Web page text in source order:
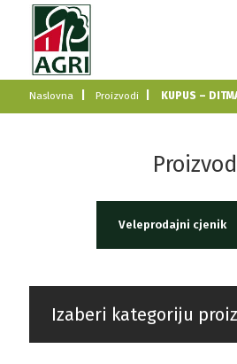
Naslovna Proizvodi KUPUS –
Veleprodajni cjenik
Izaberi kategoriju